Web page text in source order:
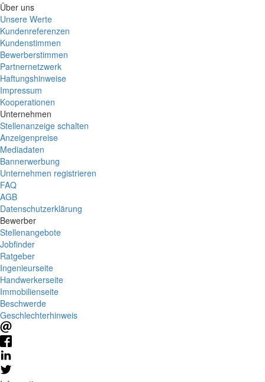
Über uns
Unsere Werte
Kundenreferenzen
Kundenstimmen
Bewerberstimmen
Partnernetzwerk
Haftungshinweise
Impressum
Kooperationen
Unternehmen
Stellenanzeige schalten
Anzeigenpreise
Mediadaten
Bannerwerbung
Unternehmen registrieren
FAQ
AGB
Datenschutzerklärung
Bewerber
Stellenangebote
Jobfinder
Ratgeber
Ingenieurseite
Handwerkerseite
Immobilienseite
Beschwerde
Geschlechterhinweis